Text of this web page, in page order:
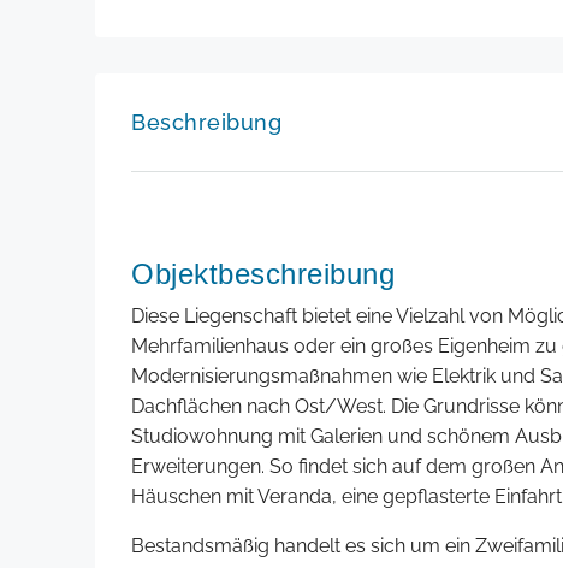
Beschreibung
Objektbeschreibung
Diese Liegenschaft bietet eine Vielzahl von
Mehrfamilienhaus oder ein großes Eigenheim
Modernisierungsmaßnahmen wie Elektrik und
Dachflächen nach Ost/West. Die Grundrisse
Studiowohnung mit Galerien und schönem
Erweiterungen. So findet sich auf dem großen
Häuschen mit Veranda, eine gepflasterte
Bestandsmäßig handelt es sich um ein